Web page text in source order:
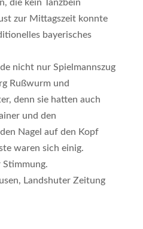
die kein Tanzbein
zur Mittagszeit konnte
bayerisches
nicht nur Spielmannszug
Rußwurm und
denn sie hatten auch
und den
Nagel auf den Kopf
waren sich einig.
Stimmung.
Landshuter Zeitung